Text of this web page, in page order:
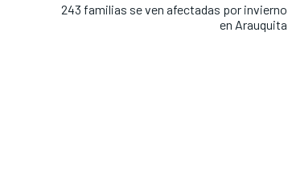
243 familias se ven afectadas por invierno
en Arauquita